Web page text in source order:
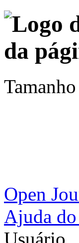
Open
Ajuda do
Usuário